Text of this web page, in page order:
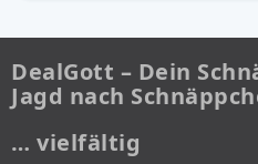
DealGott – Dein
Jagd nach
… vielfältig